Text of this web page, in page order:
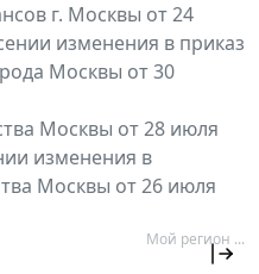
г. Москвы от 24
изменения в приказ
Москвы от 30
Москвы от 28 июля
изменения в
Москвы от 26 июля
Мой регион ...